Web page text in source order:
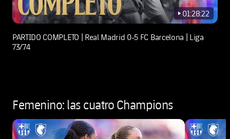
play-new
01:28:22
PARTIDO COMPLETO | Real Madrid 0-5 FC Barcelona | Liga
73/74
Femenino: las cuatro Champions